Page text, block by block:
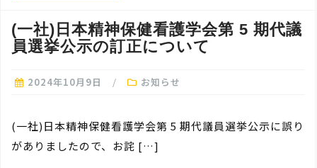
(一社)日本精神保健看護学会第 5 期代議
員選挙公示の訂正について
2024年10月9日 お知らせ
(一社)日本精神保健看護学会第 5 期代議員選挙公示に誤り
がありましたので、お詫 […]